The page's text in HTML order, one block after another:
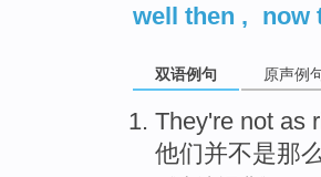
well then , now
双语例句 原声例
They're not as
他们并不是那